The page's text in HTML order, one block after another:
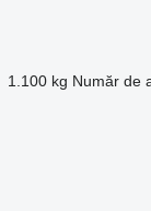
1.100 kg Număr de